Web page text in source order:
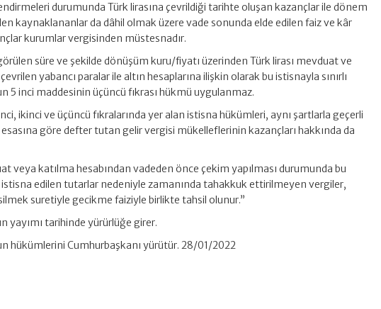
durumunda Türk lirasına çevrildiği tarihte oluşan kazançlar ile dönem
kaynaklananlar da dâhil olmak üzere vade sonunda elde edilen faiz ve kâr
kurumlar vergisinden müstesnadır.
süre ve şekilde dönüşüm kuru/fiyatı üzerinden Türk lirası mevduat ve
yabancı paralar ile altın hesaplarına ilişkin olarak bu istisnayla sınırlı
5 inci maddesinin üçüncü fıkrası hükmü uygulanmaz.
ikinci ve üçüncü fıkralarında yer alan istisna hükümleri, aynı şartlarla geçerli
göre defter tutan gelir vergisi mükelleflerinin kazançları hakkında da
veya katılma hesabından vadeden önce çekim yapılması durumunda bu
istisna edilen tutarlar nedeniyle zamanında tahakkuk ettirilmeyen vergiler,
suretiyle gecikme faiziyle birlikte tahsil olunur.”
yayımı tarihinde yürürlüğe girer.
hükümlerini Cumhurbaşkanı yürütür. 28/01/2022